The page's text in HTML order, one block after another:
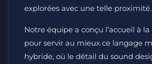
explorées avec une telle proximité.
Notre équipe a conçu l’accueil à la
pour servir au mieux ce langage
hybride, où le détail du sound